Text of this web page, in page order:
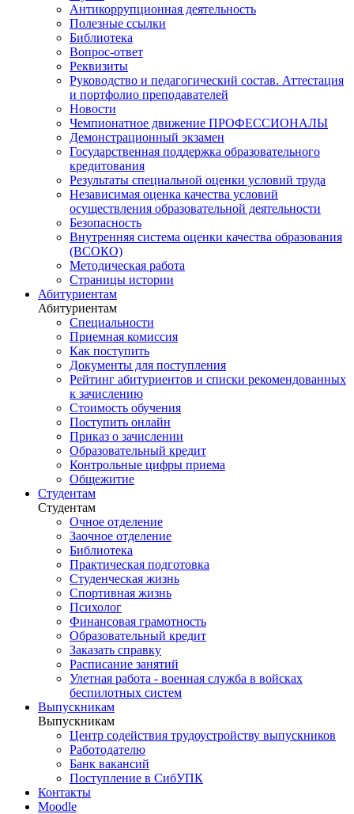
Антикоррупционная деятельность
Полезные ссылки
Библиотека
Вопрос-ответ
Реквизиты
Руководство и педагогический состав. Аттестация
и портфолио преподавателей
Новости
Чемпионатное движение ПРОФЕССИОНАЛЫ
Демонстрационный экзамен
Государственная поддержка образовательного
кредитования
Результаты специальной оценки условий труда
Независимая оценка качества условий
осуществления образовательной деятельности
Безопасность
Внутренняя система оценки качества образования
(ВСОКО)
Методическая работа
Страницы истории
Абитуриентам
Абитуриентам
Специальности
Приемная комиссия
Как поступить
Документы для поступления
Рейтинг абитуриентов и списки рекомендованных
к зачислению
Стоимость обучения
Поступить онлайн
Приказ о зачислении
Образовательный кредит
Контрольные цифры приема
Общежитие
Студентам
Студентам
Очное отделение
Заочное отделение
Библиотека
Практическая подготовка
Студенческая жизнь
Спортивная жизнь
Психолог
Финансовая грамотность
Образовательный кредит
Заказать справку
Расписание занятий
Улетная работа - военная служба в войсках
беспилотных систем
Выпускникам
Выпускникам
Центр содействия трудоустройству выпускников
Работодателю
Банк вакансий
Поступление в СибУПК
Контакты
Moodle